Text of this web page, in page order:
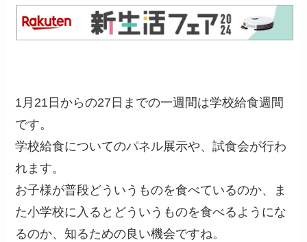
1月21日からの27日までの一週間は学校給食週間
です。
学校給食についてのパネル展示や、試食会が行わ
れます。
お子様が普段どういうものを食べているのか、ま
た小学校に入るとどういうものを食べるようにな
るのか、知るための良い機会ですね。